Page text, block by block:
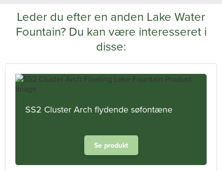
Leder du efter en anden Lake Water
Fountain? Du kan være interesseret i
disse:
SS2 Cluster Arch flydende søfontæne
Se produkt